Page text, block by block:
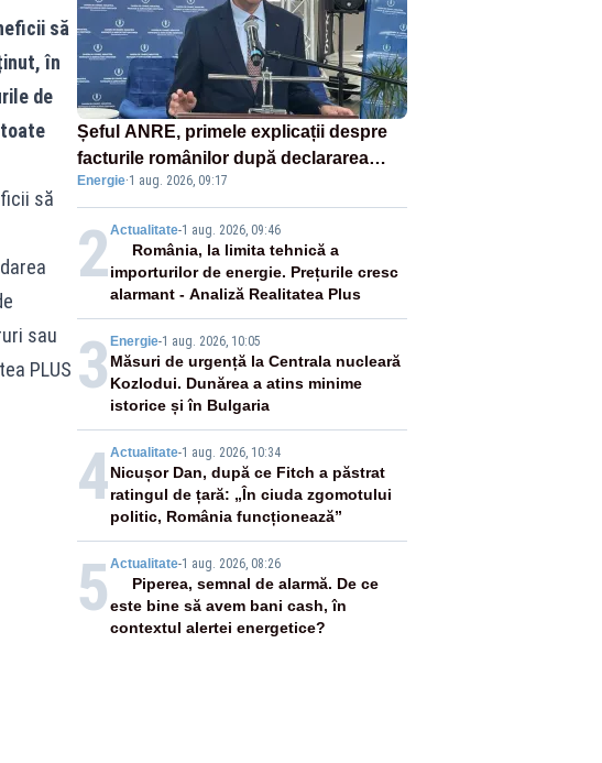
să
în
de
să
sau
PLUS
Șeful ANRE, primele explicații despre
facturile românilor după declararea
alertei energetice
Energie·1 aug. 2026, 09:17
2Actualitate-1 aug. 2026, 09:46
România, la limita tehnică a
importurilor de energie. Prețurile cresc
alarmant - Analiză Realitatea Plus
3 Energie-1 aug. 2026, 10:05
Măsuri de urgență la Centrala nucleară
Kozlodui. Dunărea a atins minime
istorice și în Bulgaria
4Actualitate-1 aug. 2026, 10:34
Nicușor Dan, după ce Fitch a păstrat
ratingul de țară: „În ciuda zgomotului
politic, România funcționează”
5 Actualitate-1 aug. 2026, 08:26
Piperea, semnal de alarmă. De ce
este bine să avem bani cash, în
contextul alertei energetice?